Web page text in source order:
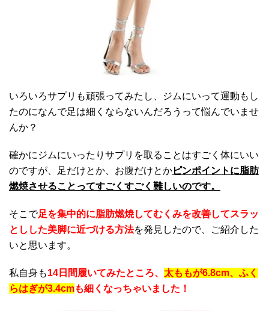
いろいろサプリも頑張ってみたし、ジムにいって運動もし
たのになんで足は細くならないんだろうって悩んでいませ
んか？
確かにジムにいったりサプリを取ることはすごく体にいい
のですが、足だけとか、お腹だけとかピンポイントに脂肪
燃焼させることってすごくすごく難しいのです。
そこで足を集中的に脂肪燃焼してむくみを改善してスラッ
としした美脚に近づける方法を発見したので、ご紹介した
いと思います。
私自身も14日間履いてみたところ、 太ももが6.8cm、ふく
らはぎが3.4cmも細くなっちゃいました！